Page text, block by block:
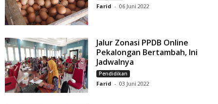
Farid - 06 Juni 2022
Jalur Zonasi PPDB Online
Pekalongan Bertambah, Ini
Jadwalnya
Pendidikan
Farid - 03 Juni 2022